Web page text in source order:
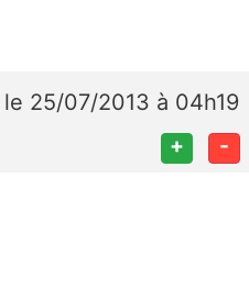
le 25/07/2013 à 04h19
+ -